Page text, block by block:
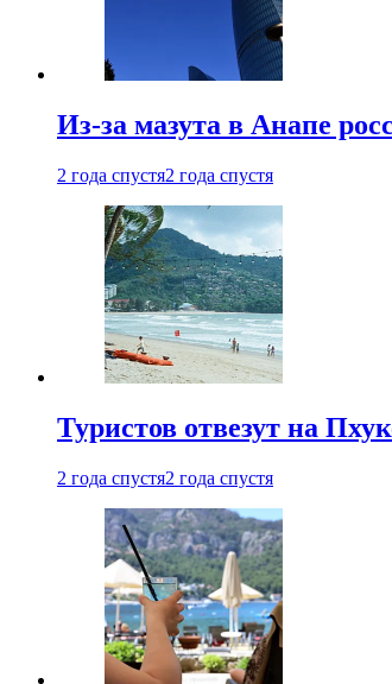
Из-за мазута в Анапе
2 года спустя2 года спустя
Туристов отвезут на
2 года спустя2 года спустя